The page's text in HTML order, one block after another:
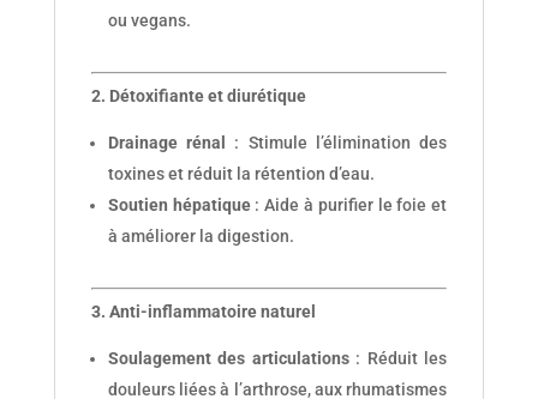
ou vegans.
2. Détoxifiante et diurétique
Drainage rénal
: Stimule l’élimination des
toxines et réduit la rétention d’eau.
Soutien hépatique: Aide à purifier le foie et
à améliorer la digestion.
3. Anti-inflammatoire naturel
Soulagement des articulations: Réduit les
douleurs liées à l’arthrose, aux rhumatismes